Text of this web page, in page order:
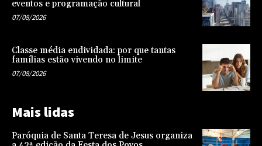
eventos e programação cultural
07/08/2026
Classe média endividada: por que tantas
famílias estão vivendo no limite
07/08/2026
Mais lidas
Paróquia de Santa Teresa de Jesus organiza